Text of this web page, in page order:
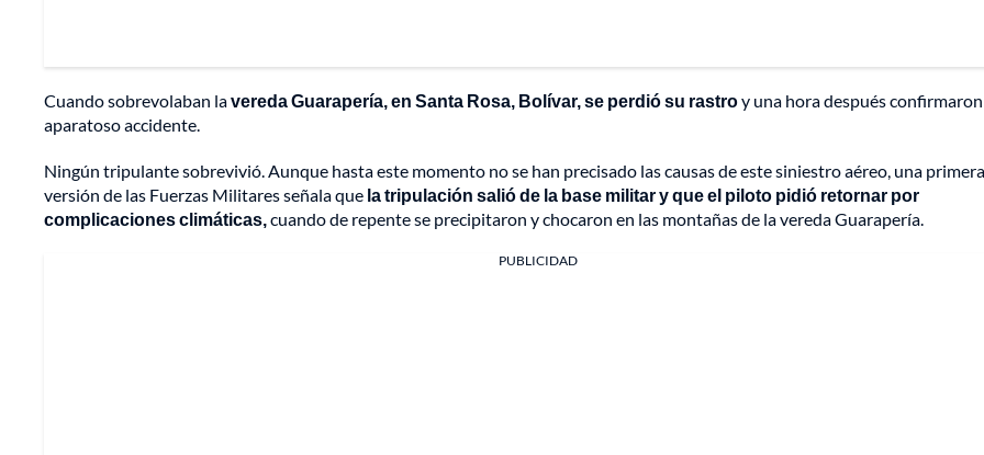
Cuando sobrevolaban lavereda Guarapería, en Santa Rosa, Bolívar, se perdió su rastroy una hora después
aparatoso accidente.
Ningún tripulante sobrevivió. Aunque hasta este momento no se han precisado las causas de este siniestro aéreo, una primera
versión de las Fuerzas Militares señala que la tripulación salió de la base militar y que el piloto pidió retornar por
complicaciones climáticas,cuando de repente se precipitaron y chocaron en las montañas de la vereda Guarapería.
PUBLICIDAD